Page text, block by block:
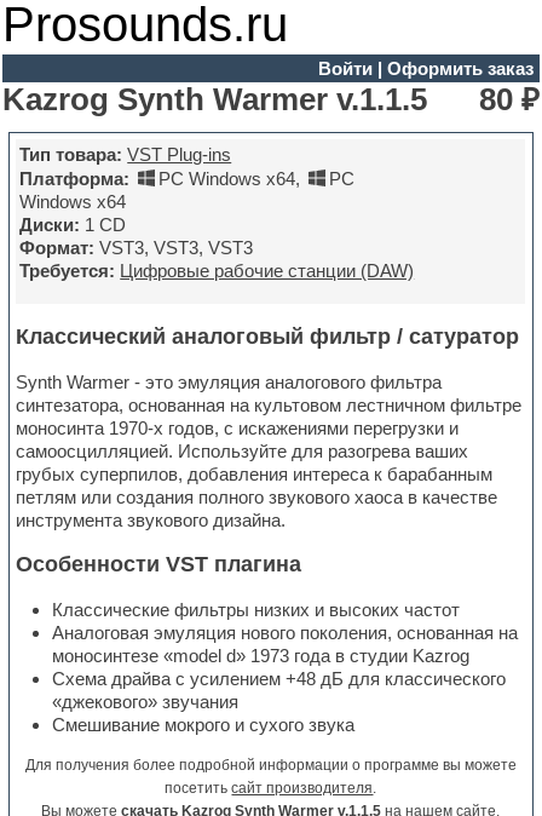
Prosounds.ru
Войти| Оформить заказ
Kazrog Synth Warmer v.1.1.5 80 ₽
Тип товара: VST Plug-ins
Платформа:
PC Windows x64,
PC
Windows x64
Диски: 1 CD
Формат: VST3, VST3, VST3
Требуется: Цифровые рабочие станции (DAW)
Классический аналоговый фильтр / сатуратор
Synth Warmer - это эмуляция аналогового фильтра
синтезатора, основанная на культовом лестничном фильтре
моносинта 1970-х годов, с искажениями перегрузки и
самоосцилляцией. Используйте для разогрева ваших
грубых суперпилов, добавления интереса к барабанным
петлям или создания полного звукового хаоса в качестве
инструмента звукового дизайна.
Особенности VST плагина
Классические фильтры низких и высоких частот
Аналоговая эмуляция нового поколения, основанная на
моносинтезе «model d» 1973 года в студии Kazrog
Схема драйва с усилением +48 дБ для классического
«джекового» звучания
Смешивание мокрого и сухого звука
Для получения более подробной информации о программе вы можете
посетитьсайт производителя.
Вы можетескачать Kazrog Synth Warmer v.1.1.5 на нашем сайте.